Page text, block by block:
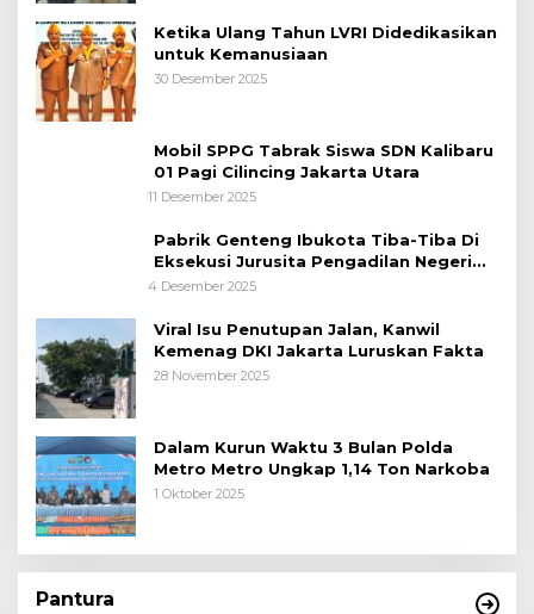
Ketika Ulang Tahun LVRI Didedikasikan
untuk Kemanusiaan
30 Desember 2025
Mobil SPPG Tabrak Siswa SDN Kalibaru
01 Pagi Cilincing Jakarta Utara
11 Desember 2025
Pabrik Genteng Ibukota Tiba-Tiba Di
Eksekusi Jurusita Pengadilan Negeri
Tangerang, Diduga Cacat Hukum Sejak
4 Desember 2025
Viral Isu Penutupan Jalan, Kanwil
Kemenag DKI Jakarta Luruskan Fakta
28 November 2025
Dalam Kurun Waktu 3 Bulan Polda
Metro Metro Ungkap 1,14 Ton Narkoba
1 Oktober 2025
Pantura